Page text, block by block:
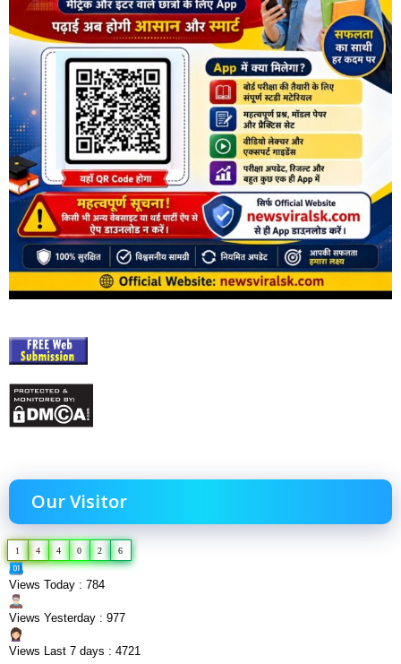
Our Visitor
1 4 4 0 2 6
Views Today : 784
Views Yesterday : 977
Views Last 7 days : 4721